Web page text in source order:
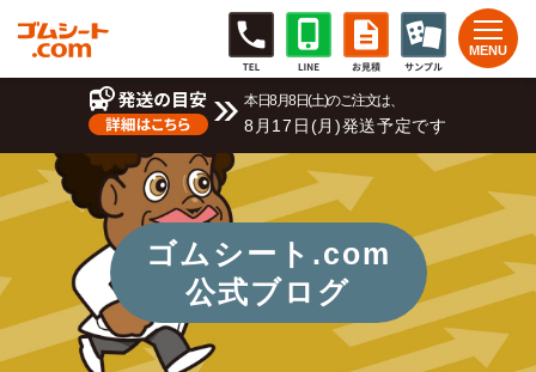
本日8月8日(土)のご注文は、
8月17日(月)発送予定です
ゴムシート.com
公式ブログ